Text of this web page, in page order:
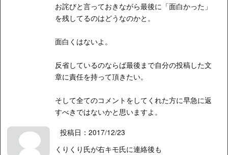
お詫びと言っておきながら最後に「面白かった」
を残してるのはどうなのかと。
面白くはないよ。
反省しているのならば最後まで自分の投稿した文
章に責任を持って頂きたい。
そして全てのコメントをしてくれた方に早急に返
すべきではないかと思いますよ。
投稿日：2017/12/23
くりくり氏が右キモ氏に連絡後も